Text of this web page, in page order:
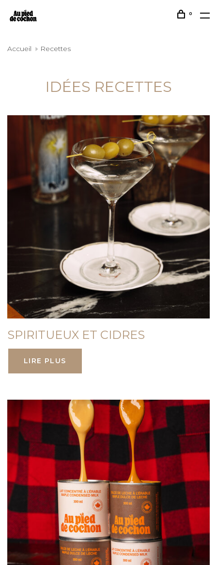
0
Accueil Recettes
IDÉES RECETTES
SPIRITUEUX ET CIDRES
LIRE PLUS